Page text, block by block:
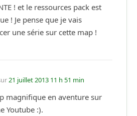
! et le ressources pack est
! Je pense que je vais
une série sur cette map !
21 juillet 2013 11 h 51 min
magnifique en aventure sur
Youtube :).